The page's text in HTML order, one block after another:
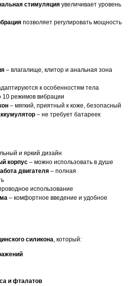
стимуляция увеличивает уровень
позволяет регулировать мощность
– влагалище, клитор и анальная зона
к особенностям тела
10 режимов вибрации
– мягкий, приятный к коже, безопасный
– не требует батареек
и яркий дизайн
корпус – можно использовать в душе
двигателя – полная
использование
– комфортное введение и удобное
силикона, который:
и фталатов